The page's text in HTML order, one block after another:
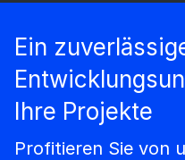
Ein
Ihre Projekte
Profitieren Sie von